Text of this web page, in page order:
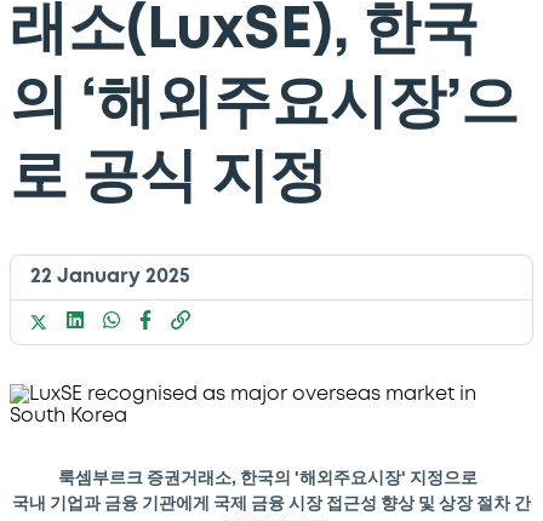
래소(LuxSE), 한국
의 ‘해외주요시장’으
로 공식 지정
22 January 2025
룩셈부르크 증권거래소, 한국의 '해외주요시장' 지정으로
국내 기업과 금융 기관에게 국제 금융 시장 접근성 향상 및 상장 절차 간